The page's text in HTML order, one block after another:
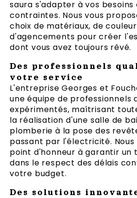
saura s'adapter à vos besoins
contraintes. Nous vous
choix de matériaux, de
d'agencements pour créer
dont vous avez toujours rêvé.
Des professionnels
votre service
L'entreprise Georges et
une équipe de professionnels
expérimentés, maîtrisant
la réalisation d'une salle de
plomberie à la pose des
passant par l'électricité.
point d'honneur à garantir un
dans le respect des délais
votre budget.
Des solutions